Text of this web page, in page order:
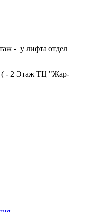
- у лифта отдел
( - 2 Этаж ТЦ "Жар-